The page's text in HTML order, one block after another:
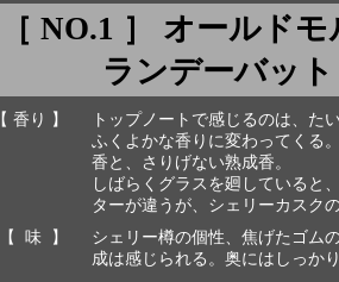
［ NO.1 ］ オールド
ランデーバット
【 香り 】
トップノートで感じるのは、た
ふくよかな香りに変わってくる
香と、さりげない熟成香。
しばらくグラスを廻していると
ターが違うが、シェリーカスク
【 味 】
シェリー樽の個性、焦げたゴム
成は感じられる。奥にはしっか